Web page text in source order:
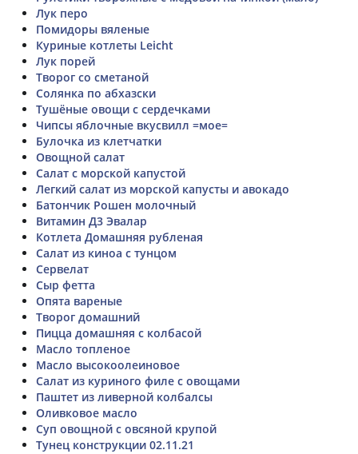
Лук перо
Помидоры вяленые
Куриные котлеты Leicht
Лук порей
Творог со сметаной
Солянка по абхазски
Тушёные овощи с сердечками
Чипсы яблочные вкусвилл =мое=
Булочка из клетчатки
Овощной салат
Салат с морской капустой
Легкий салат из морской капусты и авокадо
Батончик Рошен молочный
Витамин Д3 Эвалар
Котлета Домашняя рубленая
Салат из киноа с тунцом
Сервелат
Сыр фетта
Опята вареные
Творог домашний
Пицца домашняя с колбасой
Масло топленое
Масло высокоолеиновое
Салат из куриного филе с овощами
Паштет из ливерной колбалсы
Оливковое масло
Суп овощной с овсяной крупой
Тунец конструкции 02.11.21